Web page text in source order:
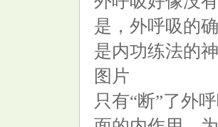
是，外呼吸的
是内功练法的
图片
只有“断”了外